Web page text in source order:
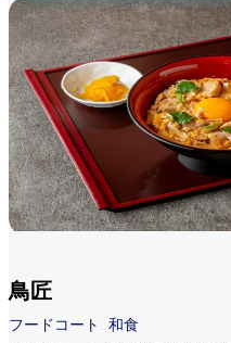
鳥匠
フードコート
和食